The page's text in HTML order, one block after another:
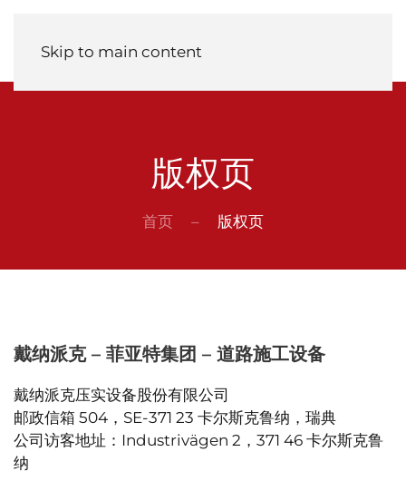
Skip to main content
版权页
首页 – 版权页
戴纳派克 – 菲亚特集团 – 道路施工设备
戴纳派克压实设备股份有限公司
邮政信箱 504，SE-371 23 卡尔斯克鲁纳，瑞典
公司访客地址：Industrivägen 2，371 46 卡尔斯克鲁
纳